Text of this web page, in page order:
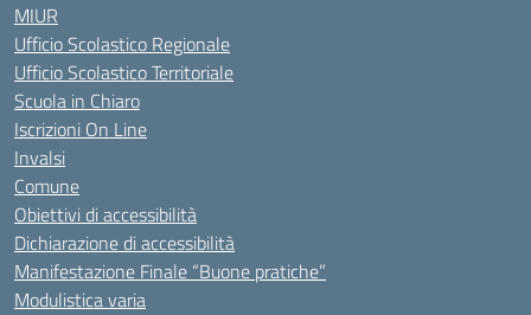
MIUR
Ufficio Scolastico Regionale
Ufficio Scolastico Territoriale
Scuola in Chiaro
Iscrizioni On Line
Invalsi
Comune
Obiettivi di accessibilità
Dichiarazione di accessibilità
Manifestazione Finale “Buone pratiche”
Modulistica varia